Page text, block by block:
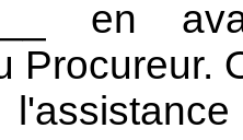
en
Procureur.